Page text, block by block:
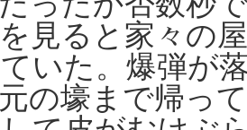
見ると家々の
いた。爆弾が
の壕まで帰っ